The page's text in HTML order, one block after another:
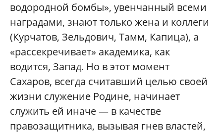
водородной бомбы», увенчанный всеми
наградами, знают только жена и коллеги
(Курчатов, Зельдович, Тамм, Капица), а
«рассекречивает» академика, как
водится, Запад. Но в этот момент
Сахаров, всегда считавший целью своей
жизни служение Родине, начинает
служить ей иначе — в качестве
правозащитника, вызывая гнев властей,